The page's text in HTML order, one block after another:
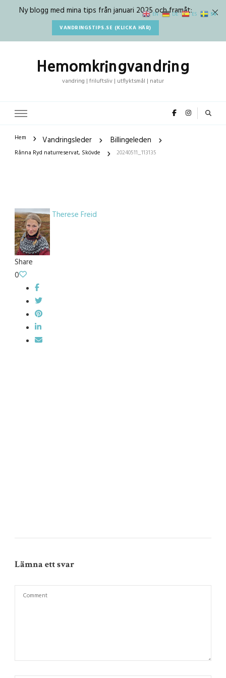
Ny blogg med mina tips från januari 2025 och framåt:
VANDRINGSTIPS.SE (KLICKA HÄR)
Hemomkringvandring
vandring | friluftsliv | utflyktsmål | natur
Hem Vandringsleder Billingeleden
Rånna Ryd naturreservat, Skövde 20240511_113135
Therese Freid
Share
0
Lämna ett svar
EN DE ES SV